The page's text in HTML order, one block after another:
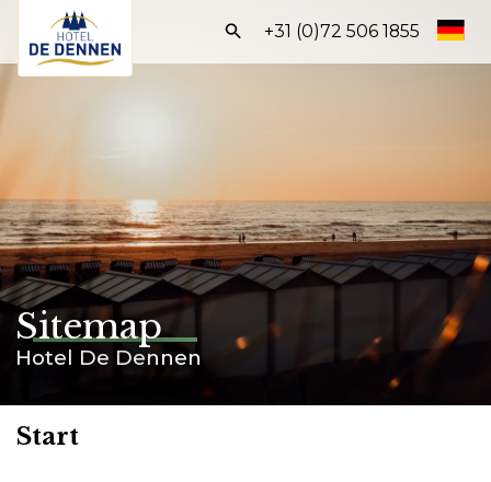
Frontend
search:
+31 (0)72 506 1855
Arrangements
Einrichtungen
Entdecke Egmond
BUCHEN SIE DIREKT
Sitemap
Hotel De Dennen
Start